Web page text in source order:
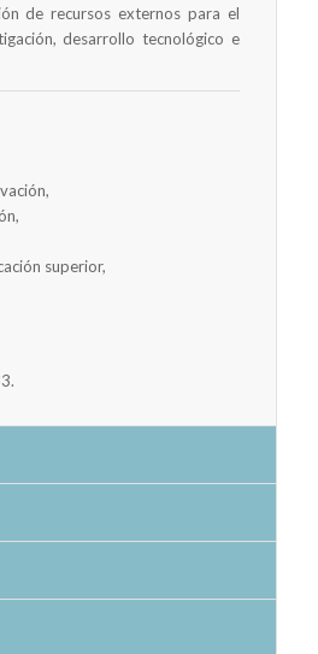
de recursos externos para el
desarrollo tecnológico e
superior,